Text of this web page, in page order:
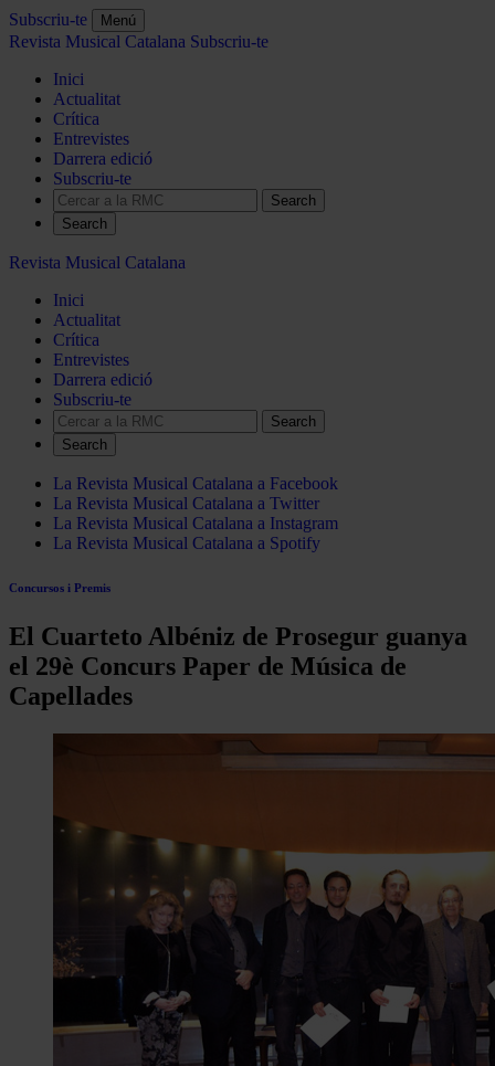
Subscriu-te Menú
Revista Musical Catalana Subscriu-te
Inici
Actualitat
Crítica
Entrevistes
Darrera edició
Subscriu-te
Search
Revista Musical Catalana
Inici
Actualitat
Crítica
Entrevistes
Darrera edició
Subscriu-te
Search
La Revista Musical Catalana a Facebook
La Revista Musical Catalana a Twitter
La Revista Musical Catalana a Instagram
La Revista Musical Catalana a Spotify
Concursos i Premis
El Cuarteto Albéniz de Prosegur guanya
el 29è Concurs Paper de Música de
Capellades